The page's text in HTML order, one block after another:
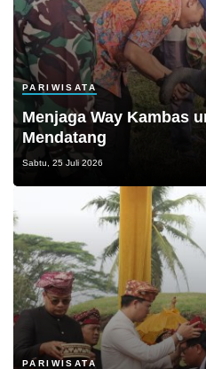
PARIWISATA
Menjaga Way Kambas
Mendatang
Sabtu, 25 Juli 2026
PARIWISATA